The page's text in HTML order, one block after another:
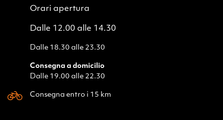
Orari apertura
Dalle 12.00 alle 14.30
Dalle 18.30 alle 23.30
Consegna a domicilio
Dalle 19.00 alle 22.30
Consegna entro i 15 km